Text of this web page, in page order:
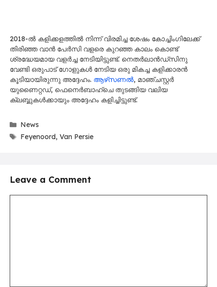
2018-ൽ കളിക്കളത്തിൽ നിന്ന് വിരമിച്ച ശേഷം കോച്ചിംഗിലേക്ക്
തിരിഞ്ഞ വാൻ പേർസി വളരെ കുറഞ്ഞ കാലം കൊണ്ട്
ശ്രദ്ധേയമായ വളർച്ച നേടിയിട്ടുണ്ട്. നെതർലാൻഡ്‌സിനു
വേണ്ടി ഒരുപാട് ഗോളുകൾ നേടിയ ഒരു മികച്ച കളിക്കാരൻ
കൂടിയായിരുന്നു അദ്ദേഹം. ആഴ്‌സണൽ, മാഞ്ചസ്റ്റർ
യുണൈറ്റഡ്, ഫെനെർബാഹ്‌ചെ തുടങ്ങിയ വലിയ
ക്ലബ്ബുകൾക്കായും അദ്ദേഹം കളിച്ചിട്ടുണ്ട്.
Categories
News
Tags
Feyenoord,Van Persie
Leave a Comment